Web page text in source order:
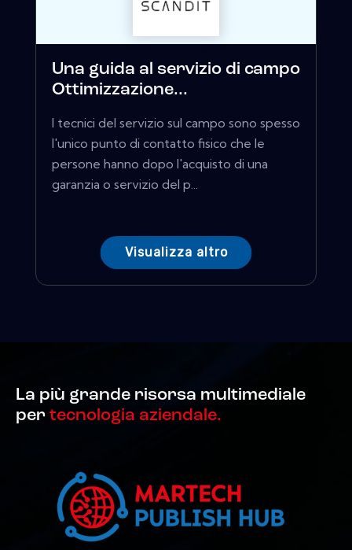
Una guida al servizio di campo
Ottimizzazione...
I tecnici del servizio sul campo sono spesso
l'unico punto di contatto fisico che le
persone hanno dopo l'acquisto di una
garanzia o servizio del p...
Visualizza altro
La più grande risorsa multimediale
per tecnologia aziendale.